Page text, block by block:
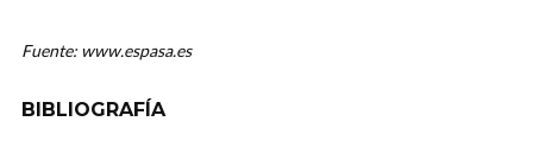
Fuente: www.espasa.es
BIBLIOGRAFÍA